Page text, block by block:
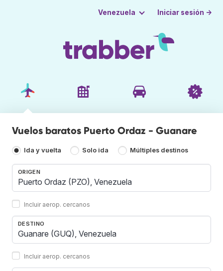
Venezuela Iniciar sesión →
Vuelos baratos Puerto Ordaz - Guanare
Ida y vuelta Solo ida Múltiples destinos
ORIGEN
Incluir aerop. cercanos
DESTINO
Incluir aerop. cercanos